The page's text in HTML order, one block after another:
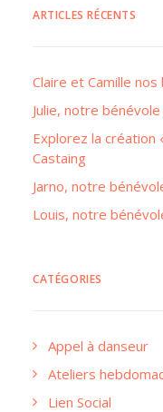
ARTICLES RÉCENTS
Claire et Camille
Julie, notre
Explorez la création
Castaing
Jarno, notre
Louis, notre
CATÉGORIES
Appel à danseur
Ateliers
Lien Social